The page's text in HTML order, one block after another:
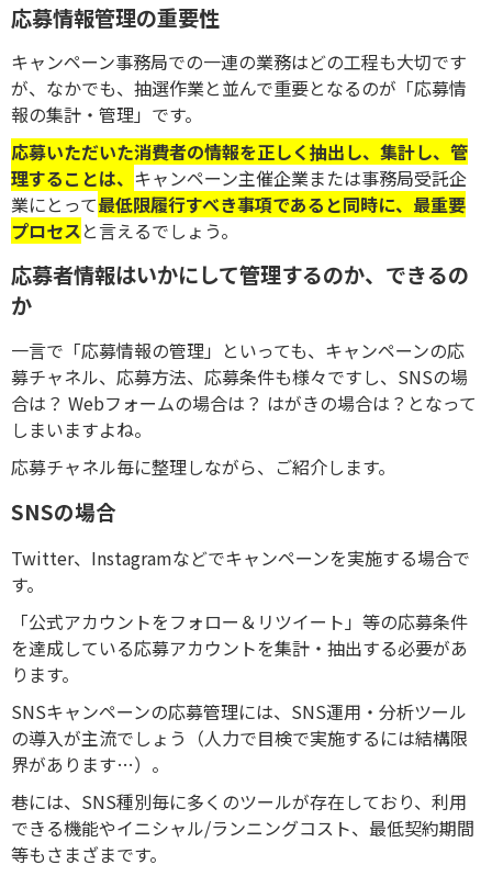
応募情報管理の重要性
キャンペーン事務局での一連の業務はどの工程も大切です
が、なかでも、抽選作業と並んで重要となるのが「応募情
報の集計・管理」です。
応募いただいた消費者の情報を正しく抽出し、集計し、管
理することは、 キャンペーン主催企業または事務局受託企
業にとって最低限履行すべき事項であると同時に、最重要
プロセスと言えるでしょう。
応募者情報はいかにして管理するのか、できるの
か
一言で「応募情報の管理」といっても、キャンペーンの応
募チャネル、応募方法、応募条件も様々ですし、SNSの場
合は？ Webフォームの場合は？ はがきの場合は？となって
しまいますよね。
応募チャネル毎に整理しながら、ご紹介します。
SNSの場合
Twitter、Instagramなどでキャンペーンを実施する場合で
す。
「公式アカウントをフォロー＆リツイート」等の応募条件
を達成している応募アカウントを集計・抽出する必要があ
ります。
SNSキャンペーンの応募管理には、SNS運用・分析ツール
の導入が主流でしょう（人力で目検で実施するには結構限
界があります…）。
巷には、SNS種別毎に多くのツールが存在しており、利用
できる機能やイニシャル/ランニングコスト、最低契約期間
等もさまざまです。